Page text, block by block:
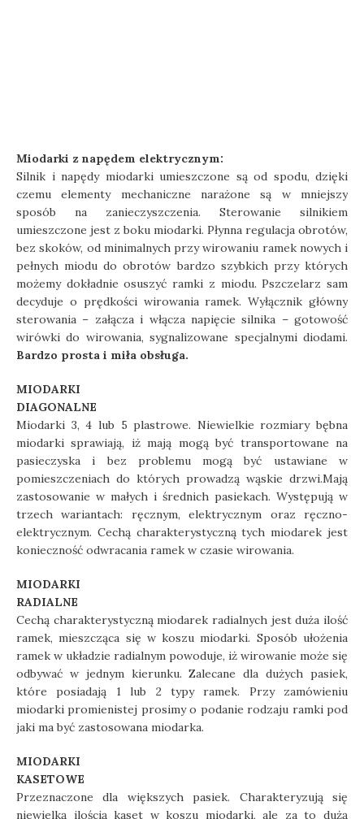
Miodarki z napędem elektrycznym:
Silnik i napędy miodarki umieszczone są od spodu, dzięki
czemu elementy mechaniczne narażone są w mniejszy
sposób na zanieczyszczenia. Sterowanie silnikiem
umieszczone jest z boku miodarki. Płynna regulacja obrotów,
bez skoków, od minimalnych przy wirowaniu ramek nowych i
pełnych miodu do obrotów bardzo szybkich przy których
możemy dokładnie osuszyć ramki z miodu. Pszczelarz sam
decyduje o prędkości wirowania ramek. Wyłącznik główny
sterowania – załącza i włącza napięcie silnika – gotowość
wirówki do wirowania, sygnalizowane specjalnymi diodami.
Bardzo prosta i miła obsługa.
MIODARKI
DIAGONALNE
Miodarki 3, 4 lub 5 plastrowe. Niewielkie rozmiary bębna
miodarki sprawiają, iż mają mogą być transportowane na
pasieczyska i bez problemu mogą być ustawiane w
pomieszczeniach do których prowadzą wąskie drzwi.Mają
zastosowanie w małych i średnich pasiekach. Występują w
trzech wariantach: ręcznym, elektrycznym oraz ręczno-
elektrycznym. Cechą charakterystyczną tych miodarek jest
konieczność odwracania ramek w czasie wirowania.
MIODARKI
RADIALNE
Cechą charakterystyczną miodarek radialnych jest duża ilość
ramek, mieszcząca się w koszu miodarki. Sposób ułożenia
ramek w układzie radialnym powoduje, iż wirowanie może się
odbywać w jednym kierunku. Zalecane dla dużych pasiek,
które posiadają 1 lub 2 typy ramek. Przy zamówieniu
miodarki promienistej prosimy o podanie rodzaju ramki pod
jaki ma być zastosowana miodarka.
MIODARKI
KASETOWE
Przeznaczone dla większych pasiek. Charakteryzują się
niewielką ilością kaset w koszu miodarki, ale za to dużą